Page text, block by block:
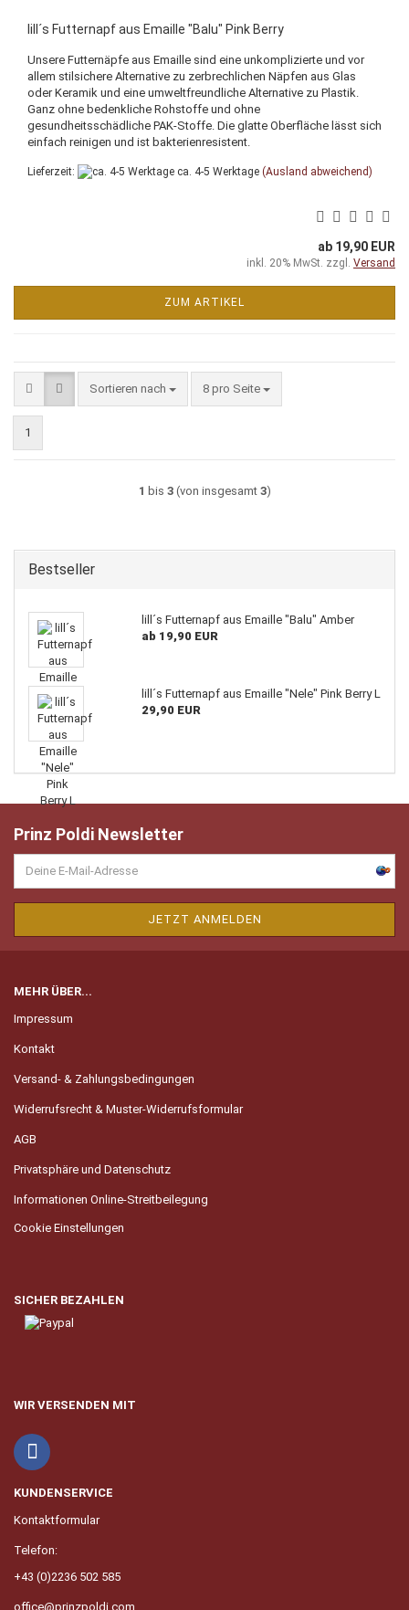
lill´s Futternapf aus Emaille "Balu" Pink Berry
Unsere Futternäpfe aus Emaille sind eine unkomplizierte und vor
allem stilsichere Alternative zu zerbrechlichen Näpfen aus Glas
oder Keramik und eine umweltfreundliche Alternative zu Plastik.
Ganz ohne bedenkliche Rohstoffe und ohne
gesundheitsschädliche PAK-Stoffe. Die glatte Oberfläche lässt sich
einfach reinigen und ist bakterienresistent.
Lieferzeit: ca. 4-5 Werktage (Ausland abweichend)
ab 19,90 EUR
inkl. 20% MwSt. zzgl. Versand
ZUM ARTIKEL
Sortieren nach
Sortieren nach 8 pro Seite
pro Seite
1
1 bis 3(von insgesamt 3)
Bestseller
lill´s Futternapf aus Emaille "Balu" Amber
ab 19,90 EUR
lill´s Futternapf aus Emaille "Nele" Pink Berry L
29,90 EUR
Prinz Poldi Newsletter
MEHR ÜBER...
Impressum
Kontakt
Versand- & Zahlungsbedingungen
Widerrufsrecht & Muster-Widerrufsformular
AGB
Privatsphäre und Datenschutz
Informationen Online-Streitbeilegung
Cookie Einstellungen
SICHER BEZAHLEN
WIR VERSENDEN MIT
KUNDENSERVICE
Kontaktformular
Telefon:
+43 (0)2236 502 585
office@prinzpoldi.com